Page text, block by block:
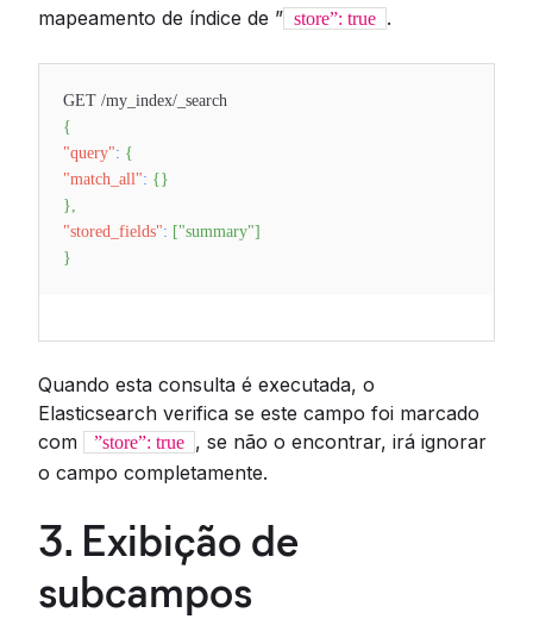
mapeamento de índice de ” store”: true .
GET /my_index/_search
{
"query": {
"match_all": {}
},
"stored_fields": ["summary"]
}
Quando esta consulta é executada, o
Elasticsearch verifica se este campo foi marcado
com
”store”: true , se não o encontrar, irá ignorar
o campo completamente.
3. Exibição de
subcampos